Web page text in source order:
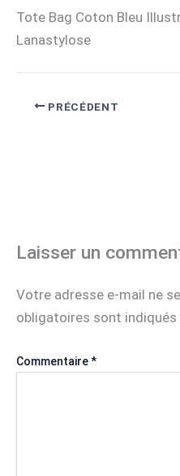
Tote Bag Coton Bleu
Lanastylose
PRÉCÉDENT
Laisser un
Votre adresse e-mail ne
obligatoires sont indiqués
Commentaire*